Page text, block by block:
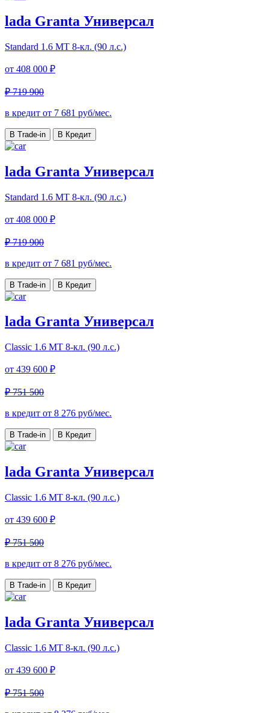
lada Granta Универсал
Standard 1.6 МТ 8-кл. (90 л.с.)
от 408 000 ₽
₽ 719 900
в кредит от 7 681 руб/мес.
В Trade-in В Кредит
lada Granta Универсал
Standard 1.6 МТ 8-кл. (90 л.с.)
от 408 000 ₽
₽ 719 900
в кредит от 7 681 руб/мес.
В Trade-in В Кредит
lada Granta Универсал
Classic 1.6 МТ 8-кл. (90 л.с.)
от 439 600 ₽
₽ 751 500
в кредит от 8 276 руб/мес.
В Trade-in В Кредит
lada Granta Универсал
Classic 1.6 МТ 8-кл. (90 л.с.)
от 439 600 ₽
₽ 751 500
в кредит от 8 276 руб/мес.
В Trade-in В Кредит
lada Granta Универсал
Classic 1.6 МТ 8-кл. (90 л.с.)
от 439 600 ₽
₽ 751 500